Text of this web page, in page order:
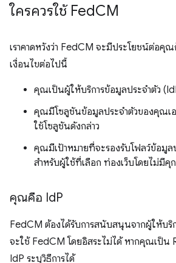
ใครควรใช้ FedCM
เราคาดหวังว่า FedCM จะมีประโยชน์ต่อคุ
เงื่อนไขต่อไปนี้
คุณเป็นผู้ให้บริการข้อมูลประจำตัว
คุณมีโซลูชันข้อมูลประจำตัวของคุณเ
ใช้โซลูชันดังกล่าว
คุณมีเป้าหมายที่จะรองรับโฟลว์ข้อมูล
สำหรับผู้ใช้ที่เลือก ท่องเว็บโดยไม่มี
คุณคือ IdP
FedCM ต้องได้รับการสนับสนุนจากผู้ให้บริ
จะใช้ FedCM โดยอิสระไม่ได้ หากคุณเป็น
IdP ระบุวิธีการได้